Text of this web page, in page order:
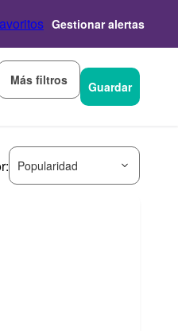
Gestionar alertas
Más filtros Guardar
Popularidad